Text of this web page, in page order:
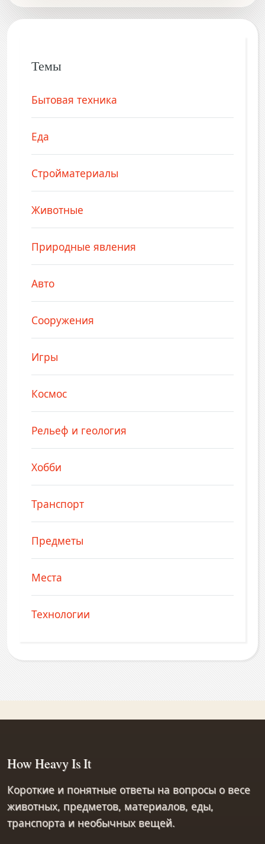
Темы
Бытовая техника
Еда
Стройматериалы
Животные
Природные явления
Авто
Сооружения
Игры
Космос
Рельеф и геология
Хобби
Транспорт
Предметы
Места
Технологии
How Heavy Is It
Короткие и понятные ответы на вопросы о весе
животных, предметов, материалов, еды,
транспорта и необычных вещей.